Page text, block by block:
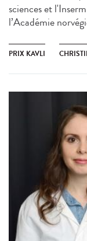
sciences et
l’Académie
PRIX KAVLI